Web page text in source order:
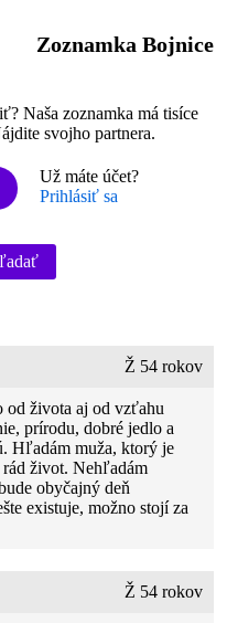
Zoznamka Bojnice
Naša zoznamka má tisíce
svojho partnera.
Už máte účet?
Prihlásiť sa
Ž 54 rokov
od života aj od vzťahu
prírodu, dobré jedlo a
Hľadám muža, ktorý je
život. Nehľadám
obyčajný deň
existuje, možno stojí za
Ž 54 rokov